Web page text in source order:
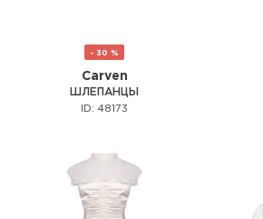
- 30 %
Carven
ШЛЕПАНЦЫ
ID: 48173